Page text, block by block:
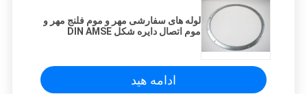
لوله های سفارشی مهر و موم فلنج مهر و
موم اتصال دایره شکل DIN AMSE
ادامه هید